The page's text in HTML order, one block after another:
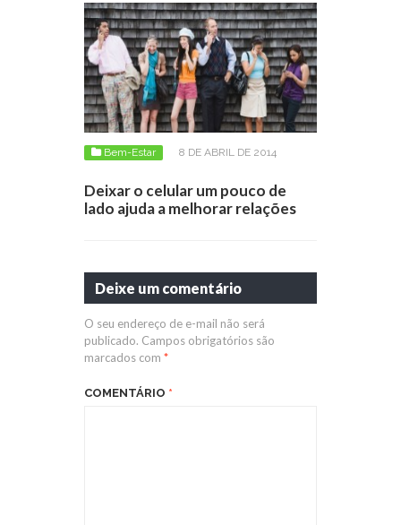
Bem-Estar 8 DE ABRIL DE 2014
Deixar o celular um pouco de
lado ajuda a melhorar relações
Deixe um comentário
O seu endereço de e-mail não será
publicado. Campos obrigatórios são
marcados com *
COMENTÁRIO *